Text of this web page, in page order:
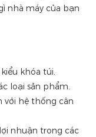
nhà máy của bạn
khóa túi.
loại sản phẩm.
với hệ thống cân
nhuận trong các